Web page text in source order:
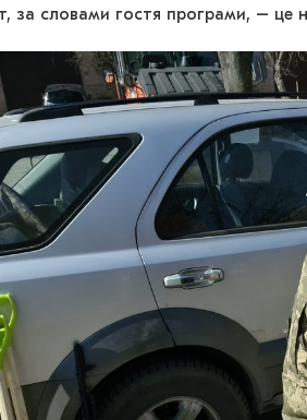
за словами гостя програми, – це